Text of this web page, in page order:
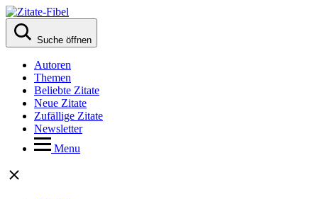
Suche öffnen
Autoren
Themen
Beliebte Zitate
Neue Zitate
Zufällige Zitate
Newsletter
Menu